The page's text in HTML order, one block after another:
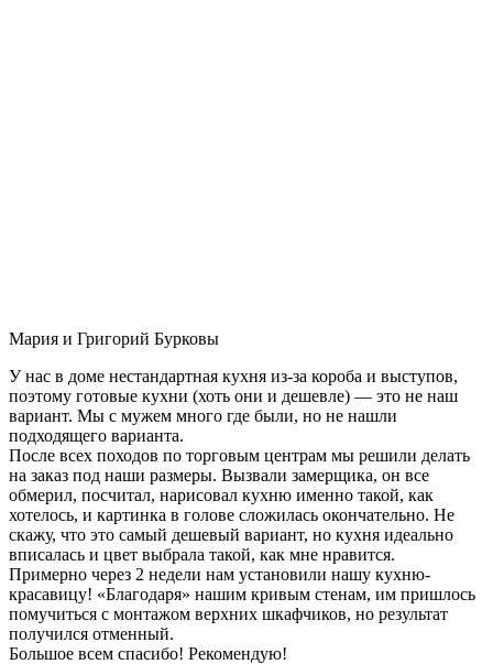
Мария и Григорий Бурковы
У нас в доме нестандартная кухня из-за короба и выступов,
поэтому готовые кухни (хоть они и дешевле) — это не наш
вариант. Мы с мужем много где были, но не нашли
подходящего варианта.
После всех походов по торговым центрам мы решили делать
на заказ под наши размеры. Вызвали замерщика, он все
обмерил, посчитал, нарисовал кухню именно такой, как
хотелось, и картинка в голове сложилась окончательно. Не
скажу, что это самый дешевый вариант, но кухня идеально
вписалась и цвет выбрала такой, как мне нравится.
Примерно через 2 недели нам установили нашу кухню-
красавицу! «Благодаря» нашим кривым стенам, им пришлось
помучиться с монтажом верхних шкафчиков, но результат
получился отменный.
Большое всем спасибо! Рекомендую!